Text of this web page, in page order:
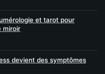
et tarot pour
miroir
devient des symptômes